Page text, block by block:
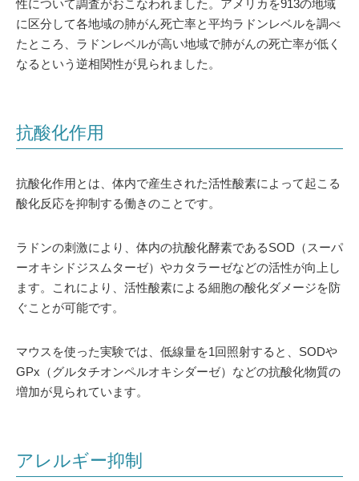
性について調査がおこなわれました。アメリカを913の地域
に区分して各地域の肺がん死亡率と平均ラドンレベルを調べ
たところ、ラドンレベルが高い地域で肺がんの死亡率が低く
なるという逆相関性が見られました。
抗酸化作用
抗酸化作用とは、体内で産生された活性酸素によって起こる
酸化反応を抑制する働きのことです。
ラドンの刺激により、体内の抗酸化酵素であるSOD（スーパ
ーオキシドジスムターゼ）やカタラーゼなどの活性が向上し
ます。これにより、活性酸素による細胞の酸化ダメージを防
ぐことが可能です。
マウスを使った実験では、低線量を1回照射すると、SODや
GPx（グルタチオンペルオキシダーゼ）などの抗酸化物質の
増加が見られています。
アレルギー抑制